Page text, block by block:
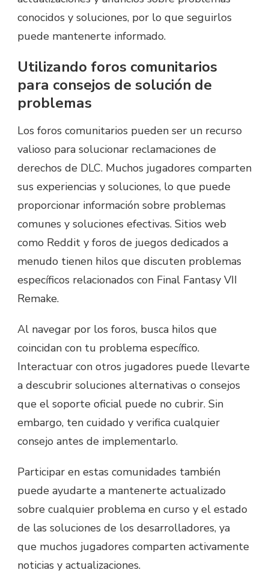
conocidos y soluciones, por lo que seguirlos
puede mantenerte informado.
Utilizando foros comunitarios
para consejos de solución de
problemas
Los foros comunitarios pueden ser un recurso
valioso para solucionar reclamaciones de
derechos de DLC. Muchos jugadores comparten
sus experiencias y soluciones, lo que puede
proporcionar información sobre problemas
comunes y soluciones efectivas. Sitios web
como Reddit y foros de juegos dedicados a
menudo tienen hilos que discuten problemas
específicos relacionados con Final Fantasy VII
Remake.
Al navegar por los foros, busca hilos que
coincidan con tu problema específico.
Interactuar con otros jugadores puede llevarte
a descubrir soluciones alternativas o consejos
que el soporte oficial puede no cubrir. Sin
embargo, ten cuidado y verifica cualquier
consejo antes de implementarlo.
Participar en estas comunidades también
puede ayudarte a mantenerte actualizado
sobre cualquier problema en curso y el estado
de las soluciones de los desarrolladores, ya
que muchos jugadores comparten activamente
noticias y actualizaciones.